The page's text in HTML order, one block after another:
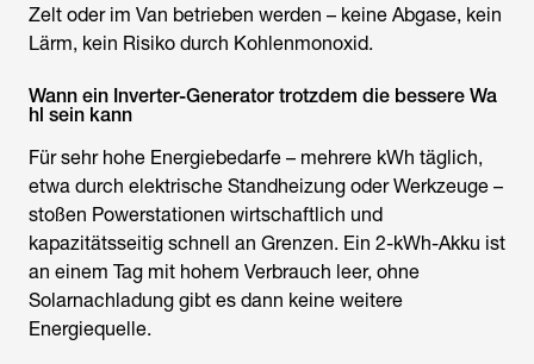
Zelt oder im Van betrieben werden – keine Abgase, kein
Lärm, kein Risiko durch Kohlenmonoxid.
Wann ein Inverter-Generator trotzdem die bessere Wa
hl sein kann
Für sehr hohe Energiebedarfe – mehrere kWh täglich,
etwa durch elektrische Standheizung oder Werkzeuge –
stoßen Powerstationen wirtschaftlich und
kapazitätsseitig schnell an Grenzen. Ein 2-kWh-Akku ist
an einem Tag mit hohem Verbrauch leer, ohne
Solarnachladung gibt es dann keine weitere
Energiequelle.